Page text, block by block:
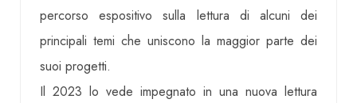
percorso espositivo sulla lettura di alcuni dei
principali temi che uniscono la maggior parte dei
suoi progetti.
Il 2023 lo vede impegnato in una nuova lettura